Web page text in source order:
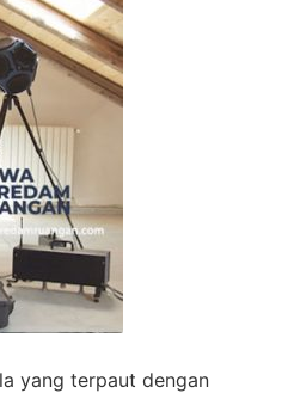
yang terpaut dengan